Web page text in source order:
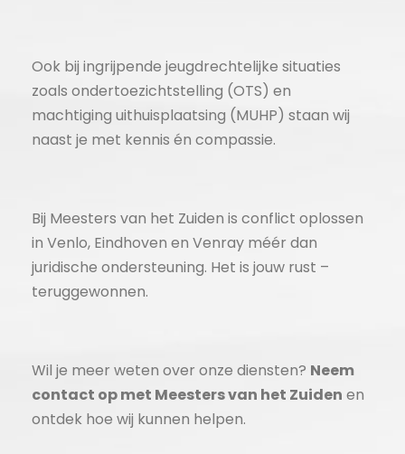
Ook bij ingrijpende jeugdrechtelijke situaties
zoals ondertoezichtstelling (OTS) en
machtiging uithuisplaatsing (MUHP) staan wij
naast je met kennis én compassie.
Bij Meesters van het Zuiden is conflict oplossen
in Venlo, Eindhoven en Venray méér dan
juridische ondersteuning. Het is jouw rust –
teruggewonnen.
Wil je meer weten over onze diensten? Neem
contact op met Meesters van het Zuiden en
ontdek hoe wij kunnen helpen.